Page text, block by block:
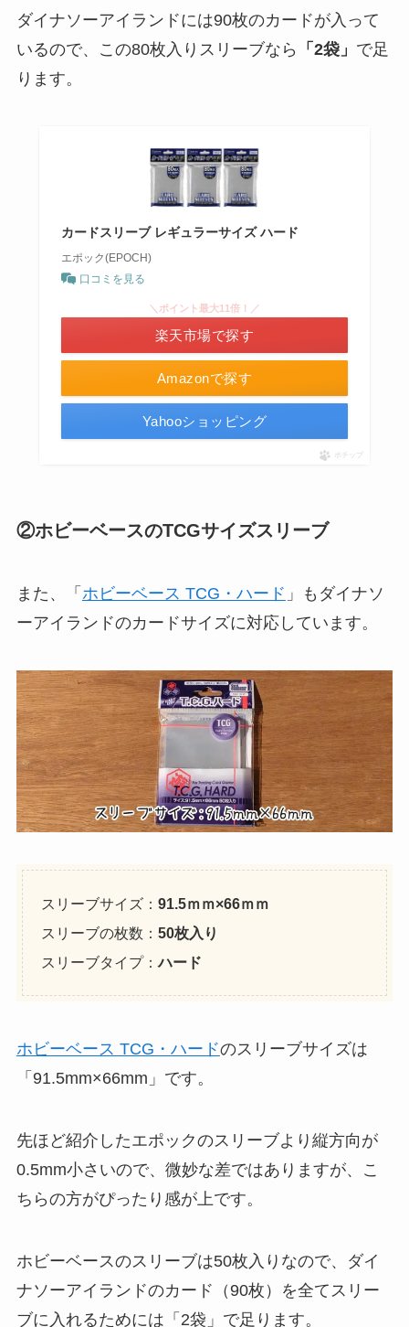
ダイナソーアイランドには90枚のカードが入って
いるので、この80枚入りスリーブなら
「2袋」 で足
ります。
カードスリーブ レギュラーサイズ ハード
エポック(EPOCH)
口コミを見る
Amazonで探す
＼ポイント最大11倍！／
楽天市場で探す
Yahooショッピング
ポチップ
②ホビーベースのTCGサイズスリーブ
また、「 ホビーベース TCG・ハード 」もダイナソ
ーアイランドのカードサイズに対応しています。
スリーブサイズ： 91.5ｍｍ×66ｍｍ
スリーブの枚数： 50枚入り
スリーブタイプ：ハード
ホビーベース TCG・ハードのスリーブサイズは
「91.5mm×66mm」です。
先ほど紹介したエポックのスリーブより縦方向が
0.5mm小さいので、微妙な差ではありますが、こ
ちらの方がぴったり感が上です。
ホビーベースのスリーブは50枚入りなので、ダイ
ナソーアイランドのカード（90枚）を全てスリー
ブに入れるためには「2袋」で足ります。